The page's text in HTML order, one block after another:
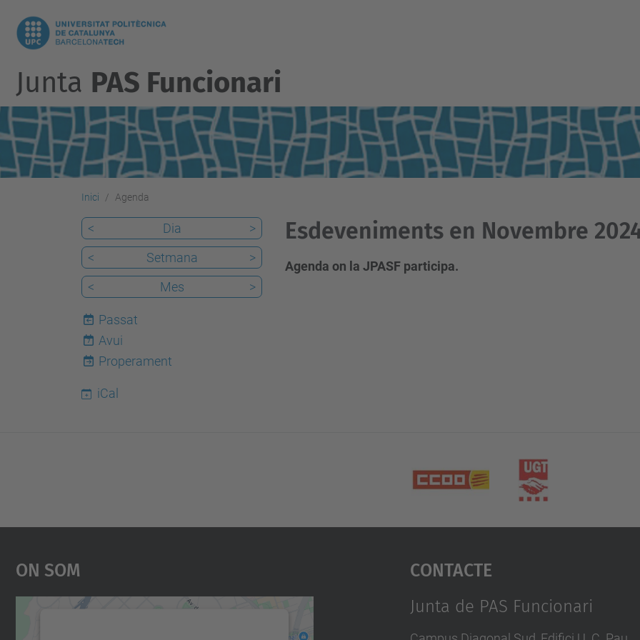
Junta PAS Funcionari
Inici Agenda
Esdeveniments en Novembre
Agenda on la JPASF participa.
< Dia
>
<
Setmana
>
<
Mes >
Passat
7
Avui
Properament
iCal
On Som Contacte
Junta de PAS Funcionari